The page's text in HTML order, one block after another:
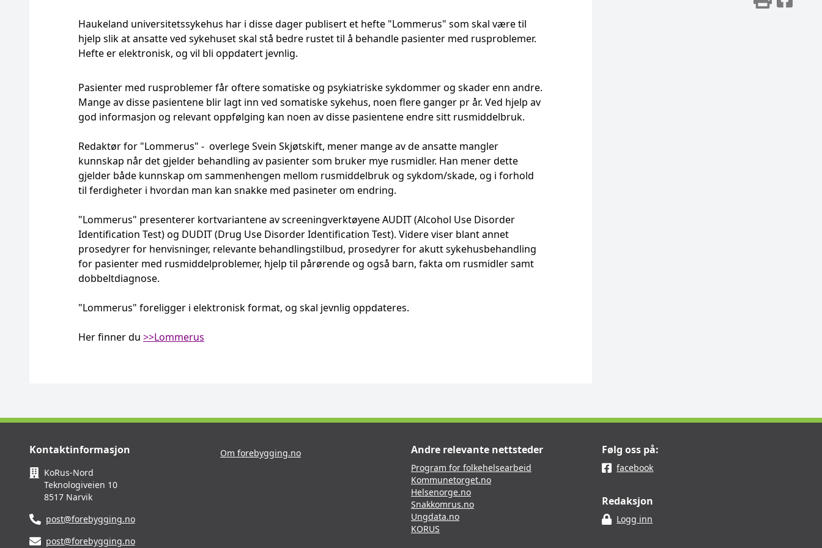
Haukeland universitetssykehus har i disse dager publisert et hefte "Lommerus" som skal være til
hjelp slik at ansatte ved sykehuset skal stå bedre rustet til å behandle pasienter med rusproblemer.
Hefte er elektronisk, og vil bli oppdatert jevnlig.
Pasienter med rusproblemer får oftere somatiske og psykiatriske sykdommer og skader enn andre.
Mange av disse pasientene blir lagt inn ved somatiske sykehus, noen flere ganger pr år. Ved hjelp av
god informasjon og relevant oppfølging kan noen av disse pasientene endre sitt rusmiddelbruk.
Redaktør for "Lommerus" - overlege Svein Skjøtskift, mener mange av de ansatte mangler
kunnskap når det gjelder behandling av pasienter som bruker mye rusmidler. Han mener dette
gjelder både kunnskap om sammenhengen mellom rusmiddelbruk og sykdom/skade, og i forhold
til ferdigheter i hvordan man kan snakke med pasineter om endring.
"Lommerus" presenterer kortvariantene av screeningverktøyene AUDIT (Alcohol Use Disorder
Identification Test) og DUDIT (Drug Use Disorder Identification Test). Videre viser blant annet
prosedyrer for henvisninger, relevante behandlingstilbud, prosedyrer for akutt sykehusbehandling
for pasienter med rusmiddelproblemer, hjelp til pårørende og også barn, fakta om rusmidler samt
dobbeltdiagnose.
"Lommerus" foreligger i elektronisk format, og skal jevnlig oppdateres.
Her finner du >>Lommerus
Kontaktinformasjon
KoRus-Nord
Teknologiveien 10
8517 Narvik
post@forebygging.no
post@forebygging.no
Om forebygging.no Andre relevante nettsteder
Program for folkehelsearbeid
Kommunetorget.no
Helsenorge.no
Snakkomrus.no
Ungdata.no
KORUS
Følg oss på:
facebook
Redaksjon
Logg inn